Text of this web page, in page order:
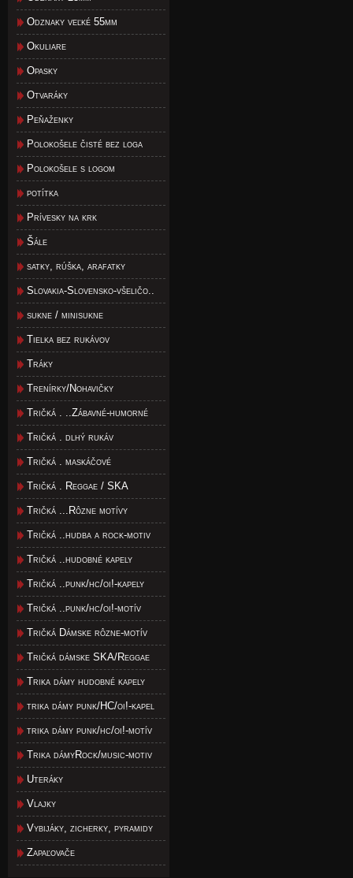
Odznaky veľké 55mm
Okuliare
Opasky
Otvaráky
Peňaženky
Polokošele čisté bez loga
Polokošele s logom
potítka
Prívesky na krk
Šále
satky, rúška, arafatky
Slovakia-Slovensko-všeličo..
sukne / minisukne
Tielka bez rukávov
Tráky
Trenírky/Nohavičky
Tričká . ..Zábavné-humorné
Tričká . dlhý rukáv
Tričká . maskáčové
Tričká . Reggae / SKA
Tričká ...Rôzne motívy
Tričká ..hudba a rock-motiv
Tričká ..hudobné kapely
Tričká ..punk/hc/oi!-kapely
Tričká ..punk/hc/oi!-motív
Tričká Dámske rôzne-motív
Tričká dámske SKA/Reggae
Trika dámy hudobné kapely
trika dámy punk/HC/oi!-kapel
trika dámy punk/hc/oi!-motív
Trika dámyRock/music-motiv
Uteráky
Vlajky
Vybijáky, zicherky, pyramidy
Zapaľovače